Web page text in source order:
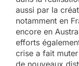
aussi par la
notamment en
encore en
efforts
crise a fait
de nouveaux